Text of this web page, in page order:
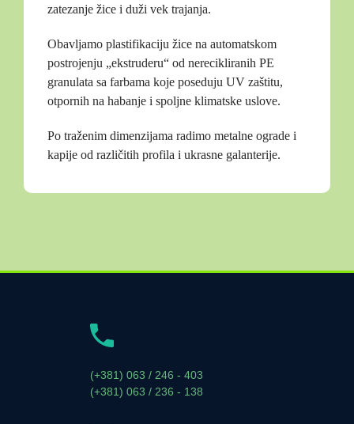
zatezanje žice i duži vek trajanja.
Obavljamo plastifikaciju žice na automatskom
postrojenju „ekstruderu“ od nerecikliranih PE
granulata sa farbama koje poseduju UV zaštitu,
otpornih na habanje i spoljne klimatske uslove.
Po traženim dimenzijama radimo metalne ograde i
kapije od različitih profila i ukrasne galanterije.
(+381) 063 / 246 - 403
(+381) 063 / 236 - 138